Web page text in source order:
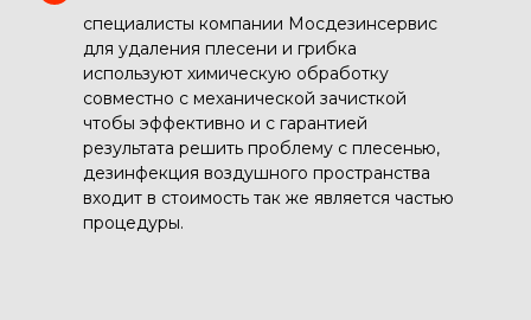
специалисты компании Мосдезинсервис
для удаления плесени и грибка
используют химическую обработку
совместно с механической зачисткой
чтобы эффективно и с гарантией
результата решить проблему с плесенью,
дезинфекция воздушного пространства
входит в стоимость так же является частью
процедуры.